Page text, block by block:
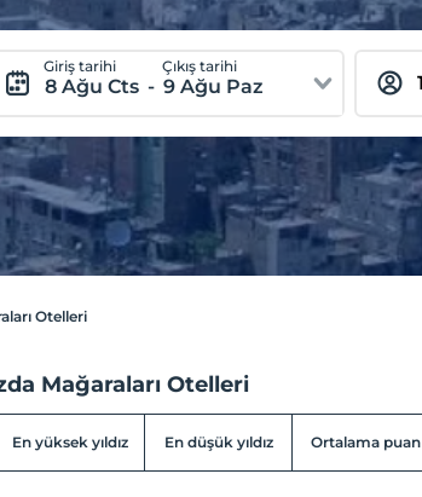
Giriş tarihi
8 Ağu Cts -
Çıkış tarihi
9 Ağu Paz
Otelleri
Mağaraları Otelleri
En yüksek yıldız En düşük yıldız Ortalama puan